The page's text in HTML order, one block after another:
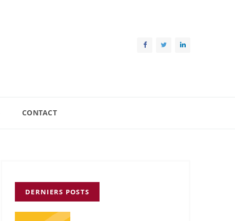
CONTACT
DERNIERS POSTS